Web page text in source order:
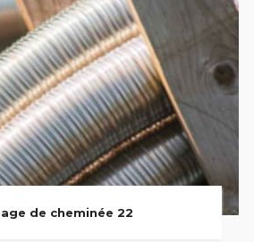
de cheminée 22